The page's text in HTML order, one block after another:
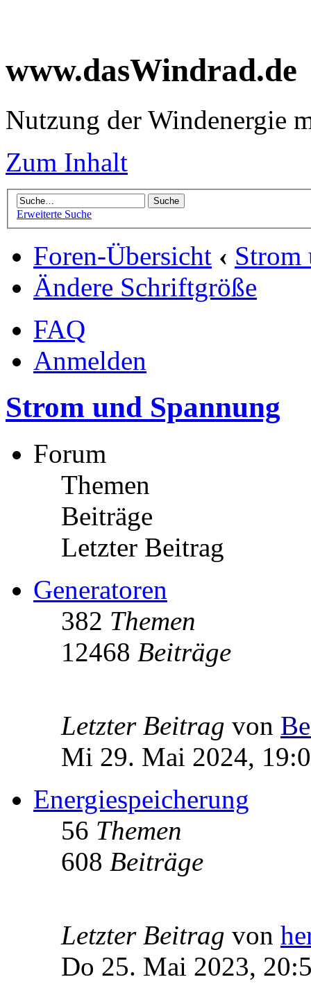
www.dasWindrad.de
Nutzung der Windenergie
Zum Inhalt
Erweiterte Suche
Foren-Übersicht ‹ Strom
Ändere Schriftgröße
FAQ
Anmelden
Strom und Spannung
Forum
Themen
Beiträge
Letzter Beitrag
Generatoren
382 Themen
12468 Beiträge
Letzter Beitrag von
Mi 29. Mai 2024,
Energiespeicherung
56 Themen
608 Beiträge
Letzter Beitrag von
Do 25. Mai 2023,